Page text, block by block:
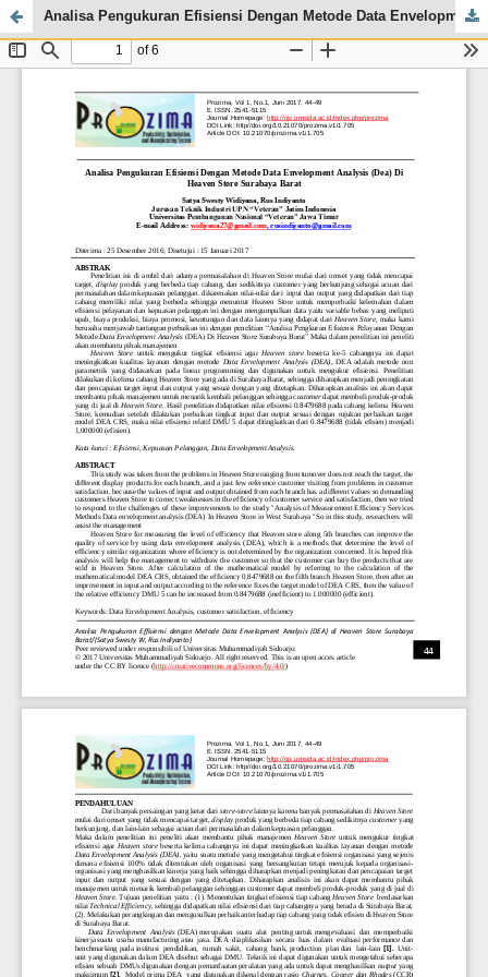
Analisa Pengukuran Efisiensi Dengan Metode Data Envelopment Analysis (Dea) Di Heaven Store Surabaya Barat